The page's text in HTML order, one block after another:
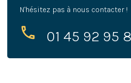
N'hésitez pas à nous contacter !
01 45 92 95